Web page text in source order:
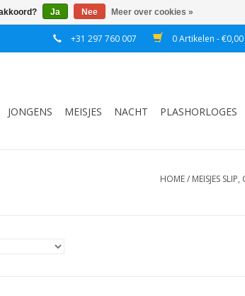
+31 297 760 007 0 Artikelen - €0,00
JONGENS MEISJES NACHT PLASHORLOGES
HOME/ MEISJES
Ja Nee Meer over cookies »